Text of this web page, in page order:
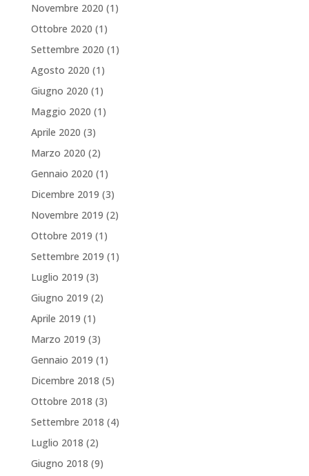
Novembre 2020 (1)
Ottobre 2020 (1)
Settembre 2020 (1)
Agosto 2020 (1)
Giugno 2020 (1)
Maggio 2020 (1)
Aprile 2020 (3)
Marzo 2020 (2)
Gennaio 2020 (1)
Dicembre 2019 (3)
Novembre 2019 (2)
Ottobre 2019 (1)
Settembre 2019 (1)
Luglio 2019 (3)
Giugno 2019 (2)
Aprile 2019 (1)
Marzo 2019 (3)
Gennaio 2019 (1)
Dicembre 2018 (5)
Ottobre 2018 (3)
Settembre 2018 (4)
Luglio 2018 (2)
Giugno 2018 (9)